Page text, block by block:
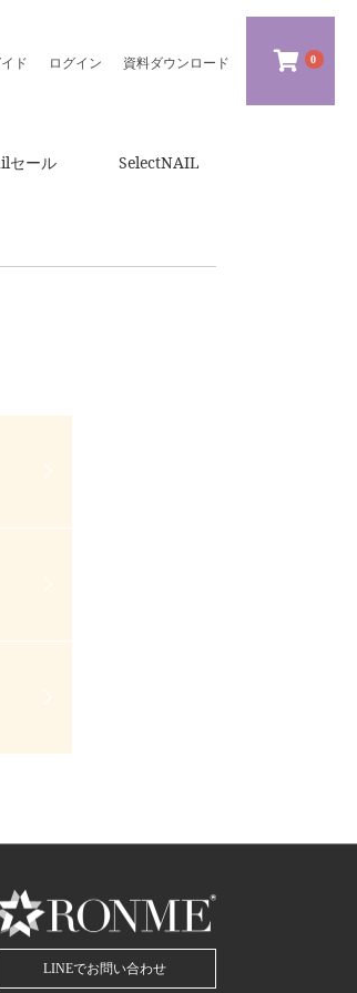
ド ログイン 資料ダウンロード 0
セール SelectNAIL
LINEでお問い合わせ